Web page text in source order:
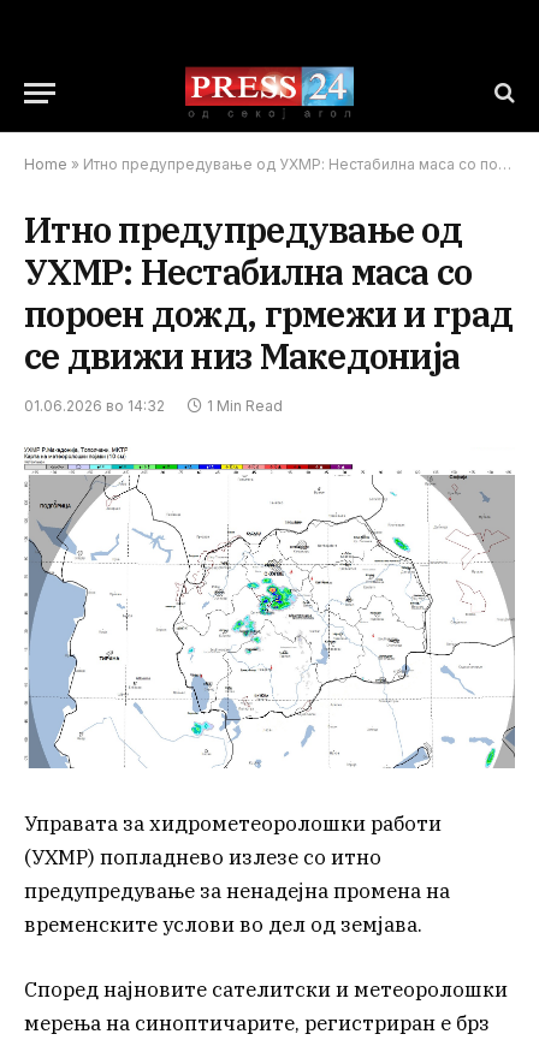
Home » Итно предупредување од УХМР: Нестабилна маса со пороен дожд, грмежи и град се движи низ Македонија
Итно предупредување од
УХМР: Нестабилна маса со
пороен дожд, грмежи и град
се движи низ Македонија
01.06.2026 во 14:32 1 Min Read
Управата за хидрометеоролошки работи
(УХМР) попладнево излезе со итно
предупредување за ненадејна промена на
временските услови во дел од земјава.
Според најновите сателитски и метеоролошки
мерења на синоптичарите, регистриран е брз